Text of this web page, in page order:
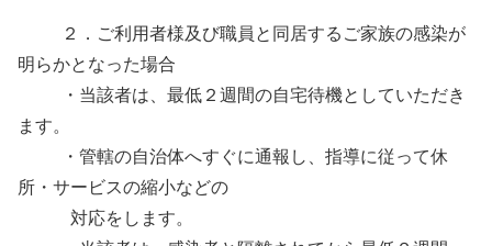
２．ご利用者様及び職員と同居するご家族の感染が
明らかとなった場合
・当該者は、最低２週間の自宅待機としていただき
ます。
・管轄の自治体へすぐに通報し、指導に従って休
所・サービスの縮小などの
対応をします。